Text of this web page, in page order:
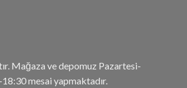
Mağaza ve depomuz Pazartesi-
mesai yapmaktadır.